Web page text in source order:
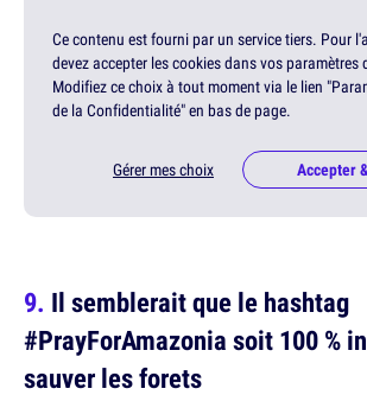
Ce contenu est fourni par un service tiers. Pour
devez accepter les cookies dans vos
Modifiez ce choix à tout moment via le lien
de la Confidentialité" en bas de page.
Gérer mes choix Accepter
Il semblerait que le hashtag
#PrayForAmazonia soit 100 %
sauver les forets